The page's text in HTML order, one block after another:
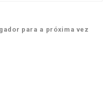
para a próxima vez